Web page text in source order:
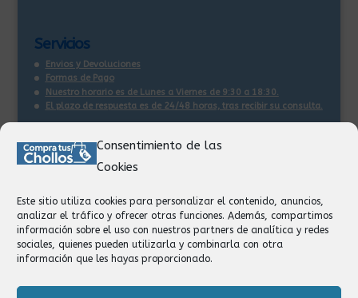
Consentimiento de las
Cookies
Este sitio utiliza cookies para personalizar el contenido, anuncios,
analizar el tráfico y ofrecer otras funciones. Además, compartimos
información sobre el uso con nuestros partners de analítica y redes
sociales, quienes pueden utilizarla y combinarla con otra
información que les hayas proporcionado.
Servicios
Envios y Devoluciones
Formas de Pago
Nuestro horario es de Lunes a Viernes de 9:30 a 18:30.
El plazo de respuesta es de 24/48 horas, tras recibir su consulta.
Contacto:
Facturación
Devoluciones
Privacidad
Formas de Pago